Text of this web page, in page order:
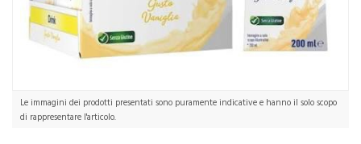
Le immagini dei prodotti presentati sono puramente indicative e hanno il solo scopo
di rappresentare l'articolo.